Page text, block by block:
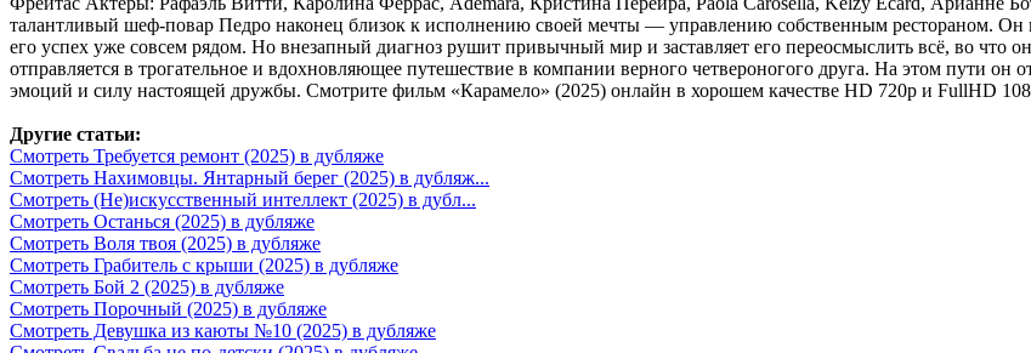
талантливый шеф-повар Педро наконец близок к исполнению своей мечты — управлению собственным рестораном. Он
его успех уже совсем рядом. Но внезапный диагноз рушит привычный мир и заставляет его переосмыслить всё, во что
отправляется в трогательное и вдохновляющее путешествие в компании верного четвероногого друга. На этом пути он
эмоций и силу настоящей дружбы. Смотрите фильм «Карамело» (2025) онлайн в хорошем качестве HD 720p и FullHD
Другие статьи:
Смотреть Требуется ремонт (2025) в дубляже
Смотреть Нахимовцы. Янтарный берег (2025) в дубляж...
Смотреть (Не)искусственный интеллект (2025) в дубл...
Смотреть Останься (2025) в дубляже
Смотреть Воля твоя (2025) в дубляже
Смотреть Грабитель с крыши (2025) в дубляже
Смотреть Бой 2 (2025) в дубляже
Смотреть Порочный (2025) в дубляже
Смотреть Девушка из каюты №10 (2025) в дубляже